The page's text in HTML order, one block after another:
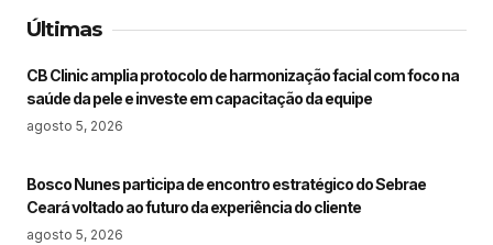
Últimas
CB Clinic amplia protocolo de harmonização facial com foco na
saúde da pele e investe em capacitação da equipe
agosto 5, 2026
Bosco Nunes participa de encontro estratégico do Sebrae
Ceará voltado ao futuro da experiência do cliente
agosto 5, 2026